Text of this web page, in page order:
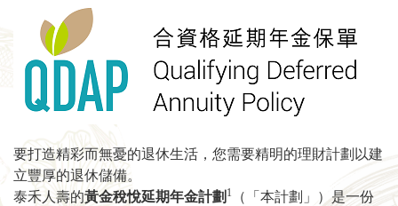
要打造精彩而無憂的退休生活，您需要精明的理財計劃以建
立豐厚的退休儲備。
泰禾人壽的黃金稅悅延期年金計劃 1
（「本計劃」）是一份